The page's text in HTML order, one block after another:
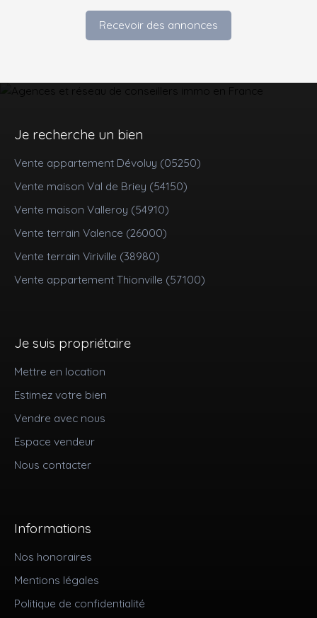
Recevoir des annonces
Je recherche un bien
Vente appartement Dévoluy (05250)
Vente maison Val de Briey (54150)
Vente maison Valleroy (54910)
Vente terrain Valence (26000)
Vente terrain Viriville (38980)
Vente appartement Thionville (57100)
Je suis propriétaire
Mettre en location
Estimez votre bien
Vendre avec nous
Espace vendeur
Nous contacter
Informations
Nos honoraires
Mentions légales
Politique de confidentialité